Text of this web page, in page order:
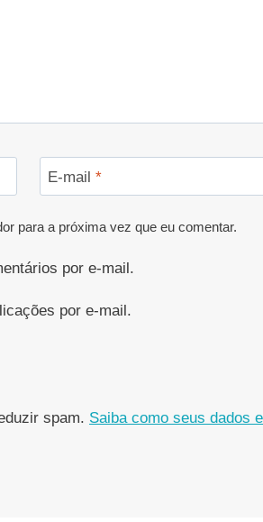
E-mail *
para a próxima vez que eu comentar.
por e-mail.
por e-mail.
spam. Saiba como seus dados